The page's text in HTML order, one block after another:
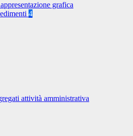
grafica
4
attività amministrativa